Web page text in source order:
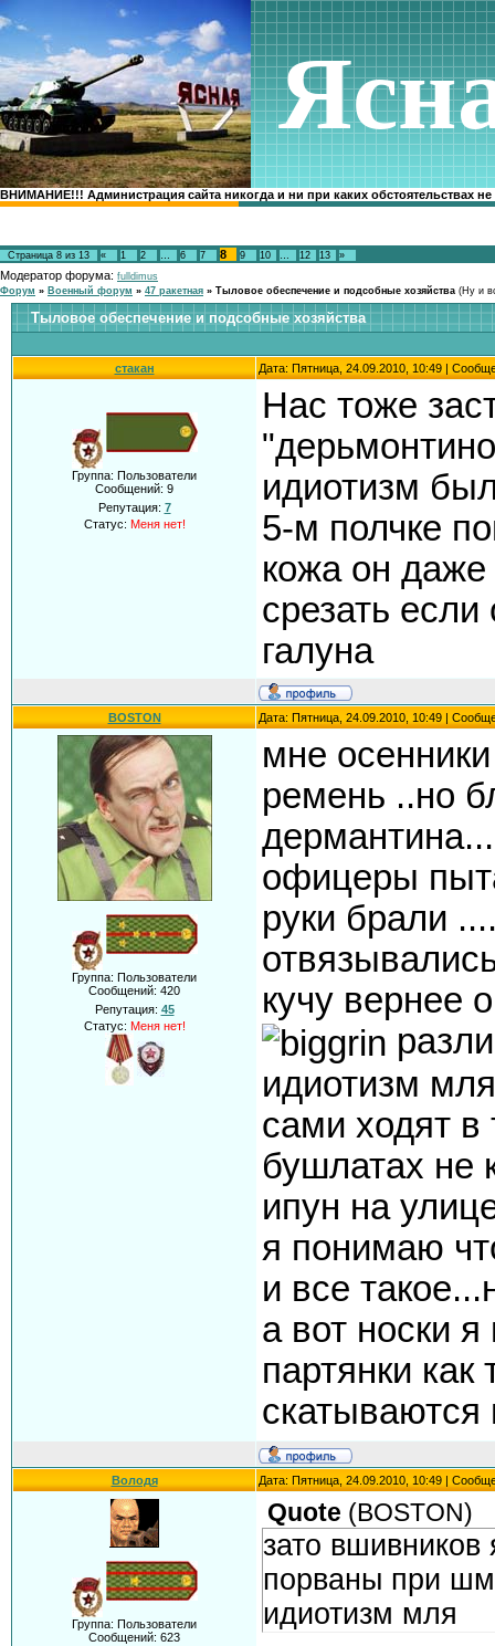
ВНИМАНИЕ!!! Администрация сайта никогда и ни при каких обстоятельствах
Страница 8 из 13 « 1 2 … 6 7 8 9 10 … 12 13 »
Модератор форума: fulldimus
Форум » Военный форум » 47 ракетная » Тыловое обеспечение и подсобные хозяйства (Ну и
Тыловое обеспечение и подсобные хозяйства
стакан Дата: Пятница, 24.09.2010, 10:49 |
Группа: Пользователи
Сообщений: 9
Репутация: 7
Статус: Меня нет!
Нас тоже
идиотизм
5-м полчке
кожа он даже
срезать
галуна
BOSTON Дата: Пятница, 24.09.2010, 10:49 |
Группа: Пользователи
Сообщений: 420
Репутация: 45
Статус: Меня нет!
мне
ремень ..но
офицеры
руки брали
кучу вернее
идиотизм мля
сами ходят в
бушлатах не
ипун на
я понимаю
и все
а вот носки
партянки
скатываются
Володя Дата: Пятница, 24.09.2010, 10:49 |
Группа: Пользователи
Сообщений: 623
Quote (BOSTON)
зато
порваны при
идиотизм мля